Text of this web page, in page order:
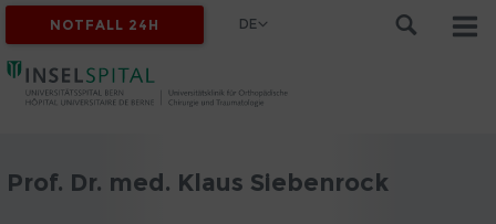
NOTFALL 24H DE
Prof. Dr. med. Klaus Siebenrock